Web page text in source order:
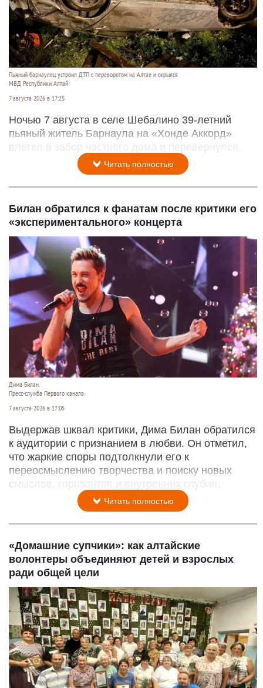
Пьяный барнаулец устроил ДТП с переворотом на Алтае и скрылся
МВД Республики Алтай
7 августа 2026 в 17:25
Ночью 7 августа в селе Шебалино 39-летний
пьяный житель Барнаула на «Хонде Аккорд»
влетел в забор частного дома и перевернулся.
Читать полностью
Билан обратился к фанатам после критики его
«экспериментального» концерта
Дима Билан.
Пресс-служба Первого канала.
7 августа 2026 в 17:05
Выдержав шквал критики, Дима Билан обратился
к аудитории с признанием в любви. Он отметил,
что жаркие споры подтолкнули его к
переосмыслению творчества и поиску новых
смыслов, горизонтов и внутренних глубин.
Читать полностью
«Домашние супчики»: как алтайские
волонтеры объединяют детей и взрослых
ради общей цели